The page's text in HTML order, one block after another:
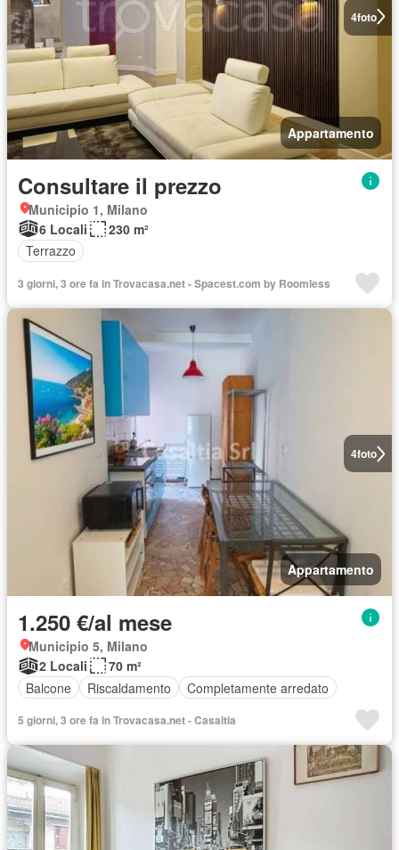
4foto
Appartamento
Consultare il prezzo
Municipio 1, Milano
6 Locali
230 m²
Terrazzo
3 giorni, 3 ore fa in Trovacasa.net - Spacest.com by Roomless
4foto
Appartamento
1.250 €/al mese
Municipio 5, Milano
2 Locali
70 m²
Balcone
Riscaldamento Completamente arredato
5 giorni, 3 ore fa in Trovacasa.net - Casaltia